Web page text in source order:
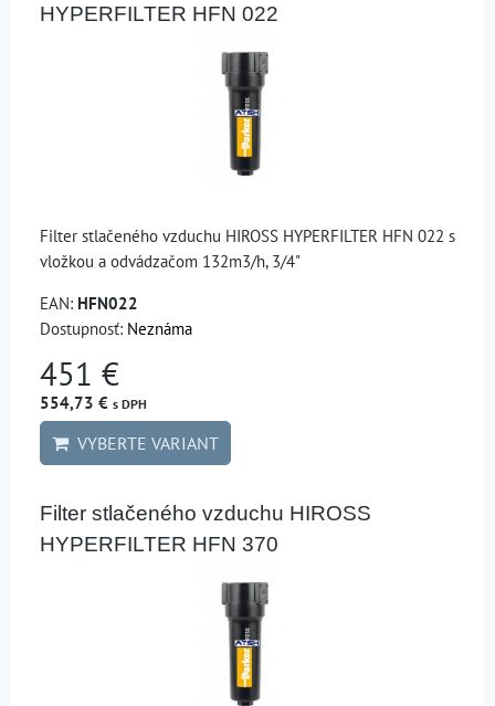
HYPERFILTER HFN 022
Filter stlačeného vzduchu HIROSS HYPERFILTER HFN 022 s
vložkou a odvádzačom 132m3/h, 3/4"
EAN: HFN022
Dostupnosť: Neznáma
451 €
554,73 € s DPH
VYBERTE VARIANT
Filter stlačeného vzduchu HIROSS
HYPERFILTER HFN 370